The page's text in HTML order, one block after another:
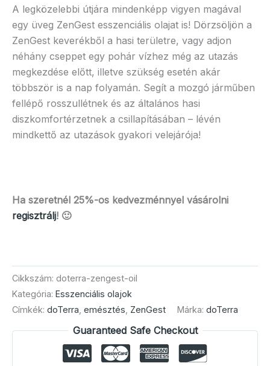
A legközelebbi útjára mindenképp vigyen magával
egy üveg ZenGest esszenciális olajat is! Dörzsöljön a
ZenGest keverékből a hasi területre, vagy adjon
néhány cseppet egy pohár vízhez még az utazás
megkezdése előtt, illetve szükség esetén akár
többször is a nap folyamán. Segít a mozgó járműben
fellépő rosszullétnek és az általános hasi
diszkomfortérzetnek a csillapításában – lévén
mindkettő az utazások gyakori velejárója!
Ha szeretnél 25%-os kedvezménnyel vásárolni
regisztrálj! 🙂
Cikkszám: doterra-zengest-oil
Kategória: Esszenciális olajok
Címkék: doTerra emésztés ZenGest Márka: doTerra
Guaranteed Safe Checkout